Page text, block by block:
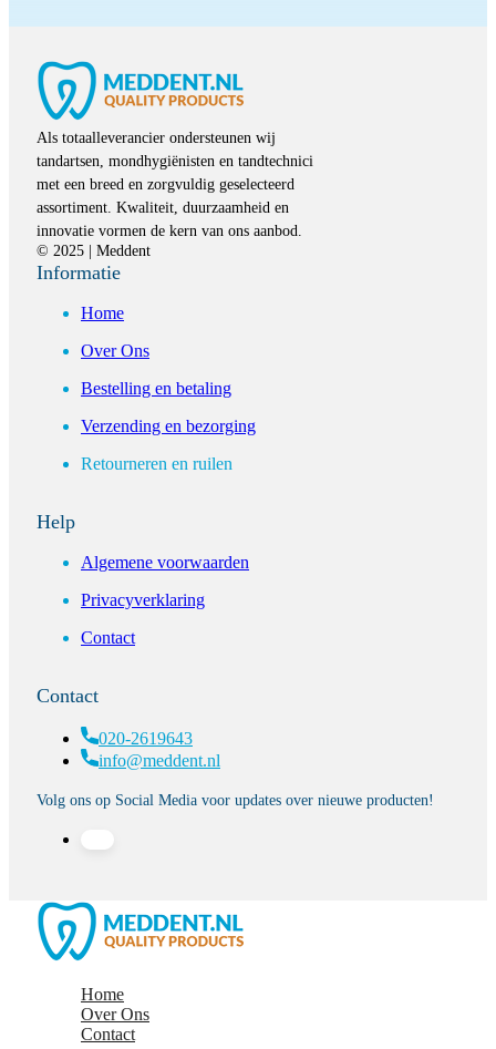
Als totaalleverancier ondersteunen wij
tandartsen, mondhygiënisten en tandtechnici
met een breed en zorgvuldig geselecteerd
assortiment. Kwaliteit, duurzaamheid en
innovatie vormen de kern van ons aanbod.
© 2025 | Meddent
Informatie
Home
Over Ons
Bestelling en betaling
Verzending en bezorging
Retourneren en ruilen
Help
Algemene voorwaarden
Privacyverklaring
Contact
Contact
020-2619643
info@meddent.nl
Volg ons op Social Media voor updates over nieuwe producten!
Home
Over Ons
Contact